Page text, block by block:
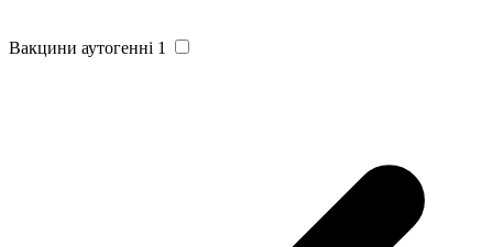
Вакцини аутогенні 1